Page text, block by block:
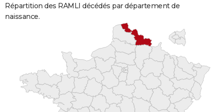
Répartition des RAMLI décédés par département de
naissance.